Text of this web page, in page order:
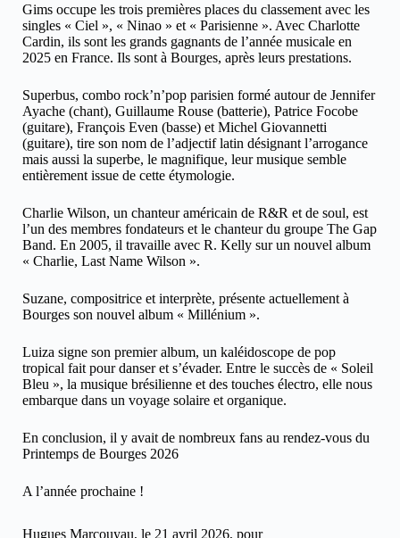
Gims occupe les trois premières places du classement avec les
singles « Ciel », « Ninao » et « Parisienne ». Avec Charlotte
Cardin, ils sont les grands gagnants de l’année musicale en
2025 en France. Ils sont à Bourges, après leurs prestations.
Superbus, combo rock’n’pop parisien formé autour de Jennifer
Ayache (chant), Guillaume Rouse (batterie), Patrice Focobe
(guitare), François Even (basse) et Michel Giovannetti
(guitare), tire son nom de l’adjectif latin désignant l’arrogance
mais aussi la superbe, le magnifique, leur musique semble
entièrement issue de cette étymologie.
Charlie Wilson, un chanteur américain de R&R et de soul, est
l’un des membres fondateurs et le chanteur du groupe The Gap
Band. En 2005, il travaille avec R. Kelly sur un nouvel album
« Charlie, Last Name Wilson ».
Suzane, compositrice et interprète, présente actuellement à
Bourges son nouvel album « Millénium ».
Luiza signe son premier album, un kaléidoscope de pop
tropical fait pour danser et s’évader. Entre le succès de « Soleil
Bleu », la musique brésilienne et des touches électro, elle nous
embarque dans un voyage solaire et organique.
En conclusion, il y avait de nombreux fans au rendez-vous du
Printemps de Bourges 2026
A l’année prochaine !
Hugues Marcouyau, le 21 avril 2026, pour